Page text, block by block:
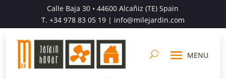
Calle Baja 30 • 44600 Alcañiz (TE) Spain
T. +34 978 83 05 19| info@milejardin.com